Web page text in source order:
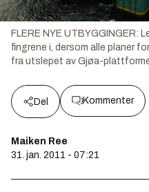
FLERE NYE UTBYGGINGER:
fingrene i, dersom alle planer
fra utslepet av Gjøa-
Del Kommenter
Maiken Ree
31. jan. 2011 - 07:21